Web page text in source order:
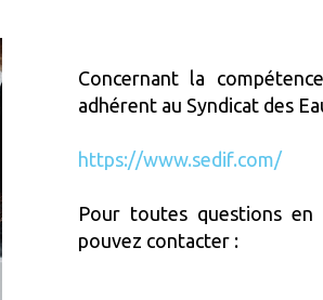
Concernant la
adhérent au Syndicat des
https://www.sedif.com/
Pour toutes questions en
pouvez contacter :